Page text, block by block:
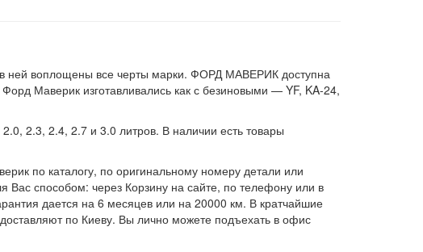
ней воплощены все черты марки. ФОРД МАВЕРИК доступна
Маверик изготавливались как с безиновыми — YF, KA-24,
2.3, 2.4, 2.7 и 3.0 литров. В наличии есть товары
по каталогу, по оригинальному номеру детали или
способом: через Корзину на сайте, по телефону или в
дается на 6 месяцев или на 20000 км. В кратчайшие
по Киеву. Вы лично можете подъехать в офис